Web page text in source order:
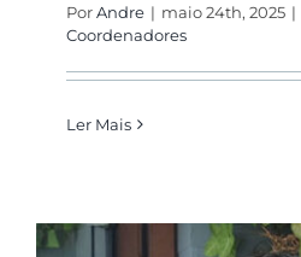
PorAndre | maio 24th, 2025 |
Coordenadores
Ler Mais